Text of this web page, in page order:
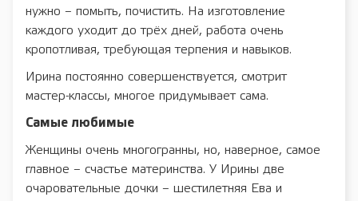
нужно – помыть, почистить. На изготовление
каждого уходит до трёх дней, работа очень
кропотливая, требующая терпения и навыков.
Ирина постоянно совершенствуется, смотрит
мастер-классы, многое придумывает сама.
Самые любимые
Женщины очень многогранны, но, наверное, самое
главное – счастье материнства. У Ирины две
очаровательные дочки – шестилетняя Ева и